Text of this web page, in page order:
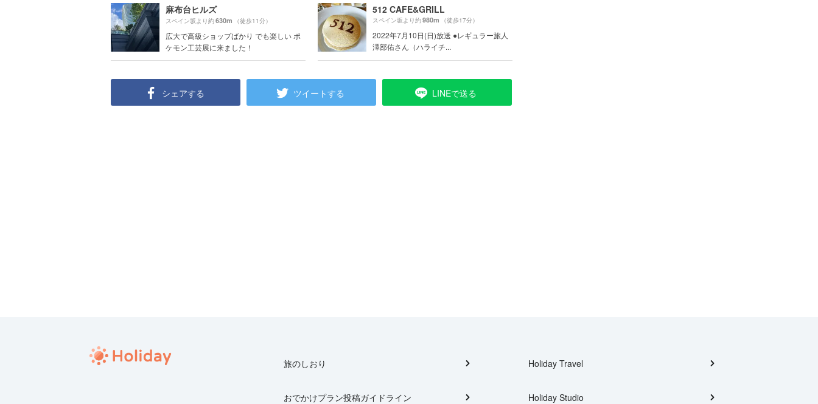
麻布台ヒルズ
スペイン坂より約630m （徒歩11分）
広大で高級ショップばかり でも楽しい ポ
ケモン工芸展に来ました！
512 CAFE&GRILL
スペイン坂より約980m （徒歩17分）
2022年7月10日(日)放送 ●レギュラー旅人
澤部佑さん（ハライチ...
シェアする ツイートする LINEで送る
旅のしおり
おでかけプラン投稿ガイドライン
Holiday Travel
Holiday Studio